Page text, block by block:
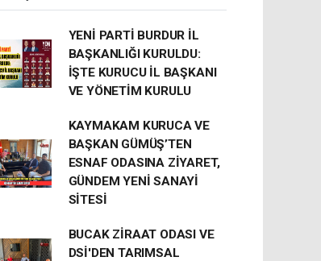
YENİ PARTİ BURDUR İL
BAŞKANLIĞI KURULDU:
İŞTE KURUCU İL BAŞKANI
VE YÖNETİM KURULU
KAYMAKAM KURUCA VE
BAŞKAN GÜMÜŞ’TEN
ESNAF ODASINA ZİYARET,
GÜNDEM YENİ SANAYİ
SİTESİ
BUCAK ZİRAAT ODASI VE
DSİ'DEN TARIMSAL